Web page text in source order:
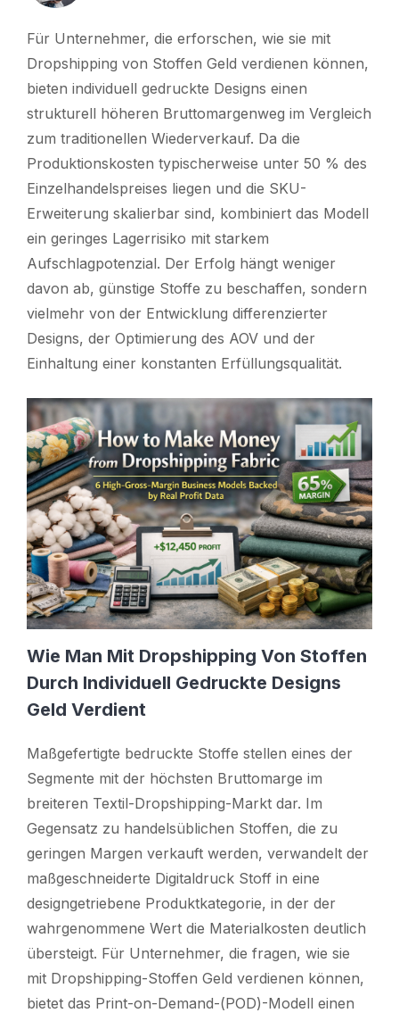
Für Unternehmer, die erforschen, wie sie mit
Dropshipping von Stoffen Geld verdienen können,
bieten individuell gedruckte Designs einen
strukturell höheren Bruttomargenweg im Vergleich
zum traditionellen Wiederverkauf. Da die
Produktionskosten typischerweise unter 50 % des
Einzelhandelspreises liegen und die SKU-
Erweiterung skalierbar sind, kombiniert das Modell
ein geringes Lagerrisiko mit starkem
Aufschlagpotenzial. Der Erfolg hängt weniger
davon ab, günstige Stoffe zu beschaffen, sondern
vielmehr von der Entwicklung differenzierter
Designs, der Optimierung des AOV und der
Einhaltung einer konstanten Erfüllungsqualität.
Wie Man Mit Dropshipping Von Stoffen
Durch Individuell Gedruckte Designs
Geld Verdient
Maßgefertigte bedruckte Stoffe stellen eines der
Segmente mit der höchsten Bruttomarge im
breiteren Textil-Dropshipping-Markt dar. Im
Gegensatz zu handelsüblichen Stoffen, die zu
geringen Margen verkauft werden, verwandelt der
maßgeschneiderte Digitaldruck Stoff in eine
designgetriebene Produktkategorie, in der der
wahrgenommene Wert die Materialkosten deutlich
übersteigt. Für Unternehmer, die fragen, wie sie
mit Dropshipping-Stoffen Geld verdienen können,
bietet das Print-on-Demand-(POD)-Modell einen